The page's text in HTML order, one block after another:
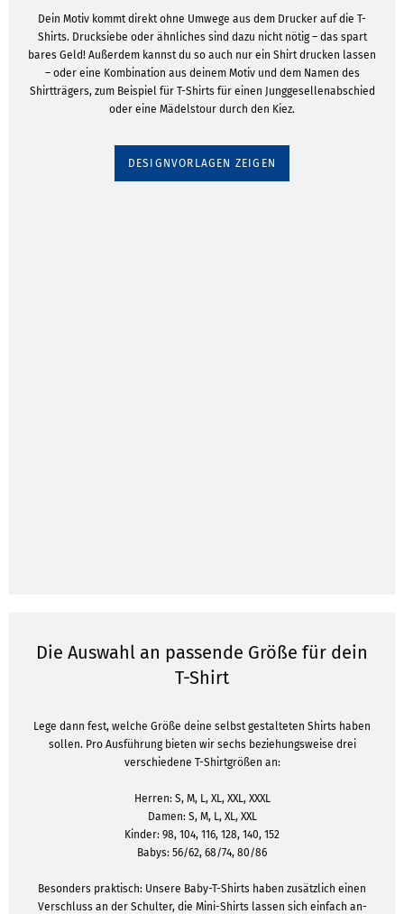
Dein Motiv kommt direkt ohne Umwege aus dem Drucker auf die T-
Shirts. Drucksiebe oder ähnliches sind dazu nicht nötig – das spart
bares Geld! Außerdem kannst du so auch nur ein Shirt drucken lassen
– oder eine Kombination aus deinem Motiv und dem Namen des
Shirtträgers, zum Beispiel für T-Shirts für einen Junggesellenabschied
oder eine Mädelstour durch den Kiez.
DESIGNVORLAGEN ZEIGEN
Die Auswahl an passende Größe für dein
T-Shirt
Lege dann fest, welche Größe deine selbst gestalteten Shirts haben
sollen. Pro Ausführung bieten wir sechs beziehungsweise drei
verschiedene T-Shirtgrößen an:
Herren: S, M, L, XL, XXL, XXXL
Damen: S, M, L, XL, XXL
Kinder: 98, 104, 116, 128, 140, 152
Babys: 56/62, 68/74, 80/86
Besonders praktisch: Unsere Baby-T-Shirts haben zusätzlich einen
Verschluss an der Schulter, die Mini-Shirts lassen sich einfach an-